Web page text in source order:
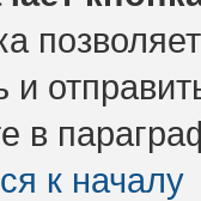
и
в
к началу